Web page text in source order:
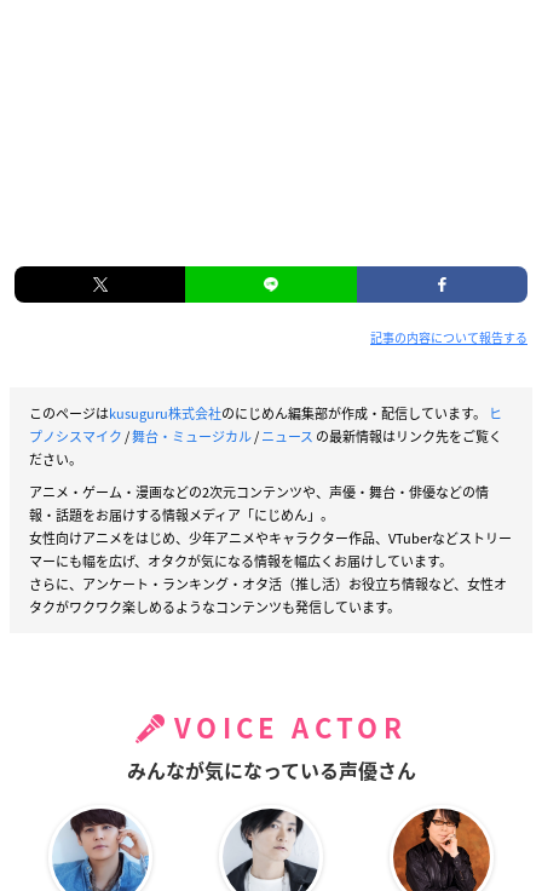
記事の内容について報告する
このページはkusuguru株式会社のにじめん編集部が作成・配信しています。
ヒ
プノシスマイク/舞台・ミュージカル/ニュース の最新情報はリンク先をご覧く
ださい。
アニメ・ゲーム・漫画などの2次元コンテンツや、声優・舞台・俳優などの情
報・話題をお届けする情報メディア「にじめん」。
女性向けアニメをはじめ、少年アニメやキャラクター作品、VTuberなどストリー
マーにも幅を広げ、オタクが気になる情報を幅広くお届けしています。
さらに、アンケート・ランキング・オタ活（推し活）お役立ち情報など、女性オ
タクがワクワク楽しめるようなコンテンツも発信しています。
VOICE ACTOR
みんなが気になっている声優さん